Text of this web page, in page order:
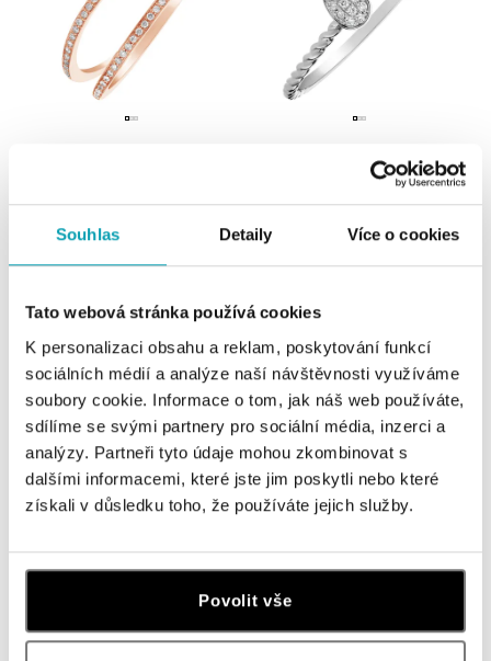
Souhlas Detaily Více o cookies
Tato webová stránka používá cookies
K personalizaci obsahu a reklam, poskytování funkcí
sociálních médií a analýze naší návštěvnosti využíváme
soubory cookie. Informace o tom, jak náš web používáte,
sdílíme se svými partnery pro sociální média, inzerci a
analýzy. Partneři tyto údaje mohou zkombinovat s
dalšími informacemi, které jste jim poskytli nebo které
získali v důsledku toho, že používáte jejich služby.
Povolit vše
Prsten s diamanty Endless Drop
Náhrdelník s diamanty Essential
Dash
Náramek s černými diamanty Shiny
Drop